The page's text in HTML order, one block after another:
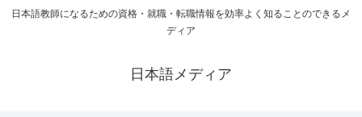
日本語教師になるための資格・就職・転職情報を効率よく知ることのできるメ
ディア
日本語メディア